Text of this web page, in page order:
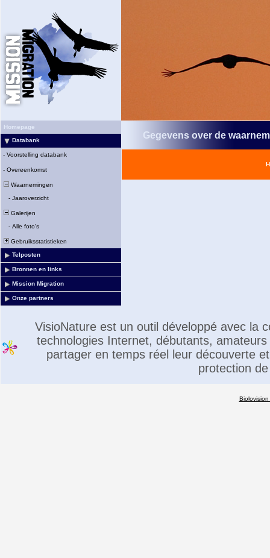
Homepage
Databank
- Voorstelling databank
- Overeenkomst
Waarnemingen
- Jaaroverzicht
Galerijen
- Alle foto's
Gebruiksstatistieken
Telposten
Bronnen en links
Mission Migration
Onze partners
Gegevens over de
VisioNature est un outil développé avec la
technologies Internet, débutants,
partager en temps réel leur découverte
protection
Biolovision